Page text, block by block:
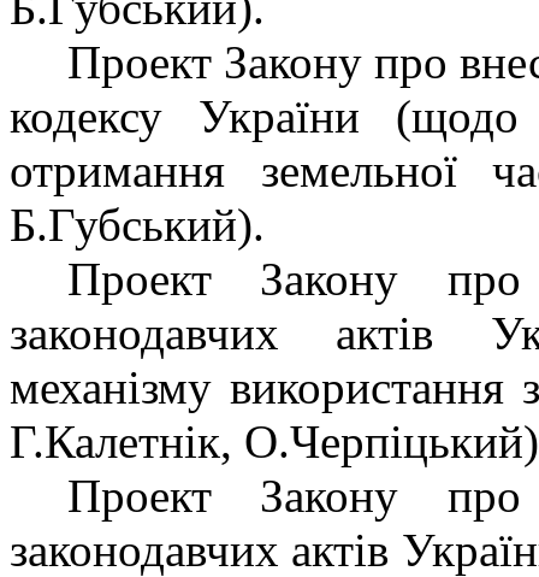
Проект Закону про
кодексу України
отримання
Б.Губський).
Проект Закону
законодавчих актів
механізму
Г.Калетнік,
Проект Закону
законодавчих актів